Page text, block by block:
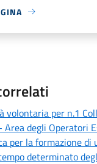
volontaria per n.1
degli Operatori
per la formazione di
determinato